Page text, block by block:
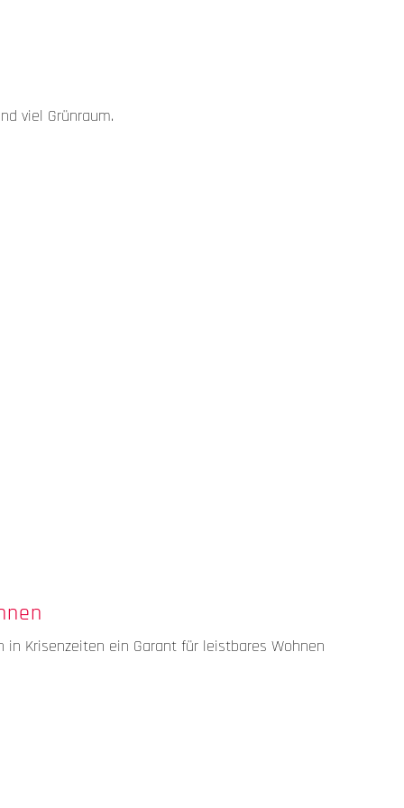
viel Grünraum.
Krisenzeiten ein Garant für leistbares Wohnen